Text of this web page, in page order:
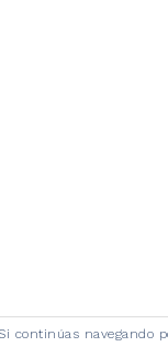
continúas navegando